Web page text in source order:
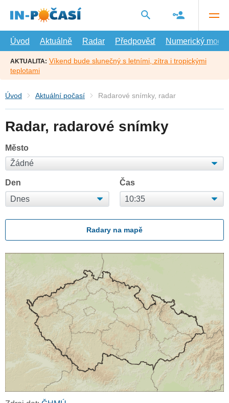
hlavní
Úvod
Aktuálně Radar Předpověď Numerický model
AKTUALITA: Víkend bude slunečný s letními, zítra i tropickými
teplotami
Úvod Aktuální počasí Radarové snímky, radar
Radar, radarové snímky
Město
Den Čas
Radary na mapě